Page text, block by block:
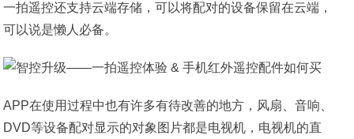
一拍遥控还支持云端存储，可以将配对的设备保留在云端，
可以说是懒人必备。
APP在使用过程中也有许多有待改善的地方，风扇、音响、
DVD等设备配对显示的对象图片都是电视机，电视机的直